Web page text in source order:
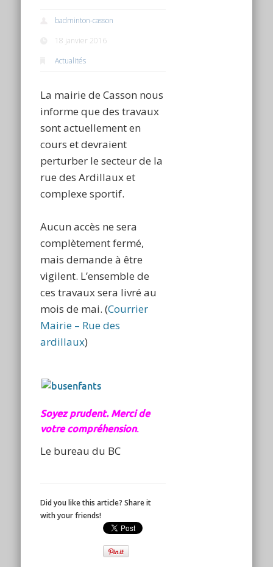
badminton-casson
18 janvier 2016
Actualités
La mairie de Casson nous
informe que des travaux
sont actuellement en
cours et devraient
perturber le secteur de la
rue des Ardillaux et
complexe sportif.
Aucun accès ne sera
complètement fermé,
mais demande à être
vigilent. L’ensemble de
ces travaux sera livré au
mois de mai. (Courrier
Mairie – Rue des
ardillaux)
Soyez prudent. Merci de
votre compréhension.
Le bureau du BC
Did you like this article? Share it
with your friends!